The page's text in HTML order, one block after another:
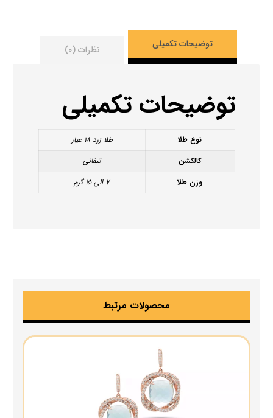
توضیحات تکمیلی نظرات (۰)
توضیحات تکمیلی
نوع طلا
طلا زرد ۱۸ عیار
کالکشن
تیفانی
وزن طلا
۷ الی ۱۵ گرم
محصولات مرتبط